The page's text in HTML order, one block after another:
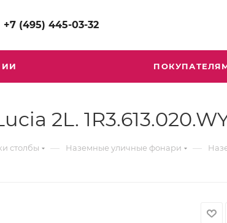
+7 (495) 445-03-32
2L.
столбы — Наземные уличные фонари —